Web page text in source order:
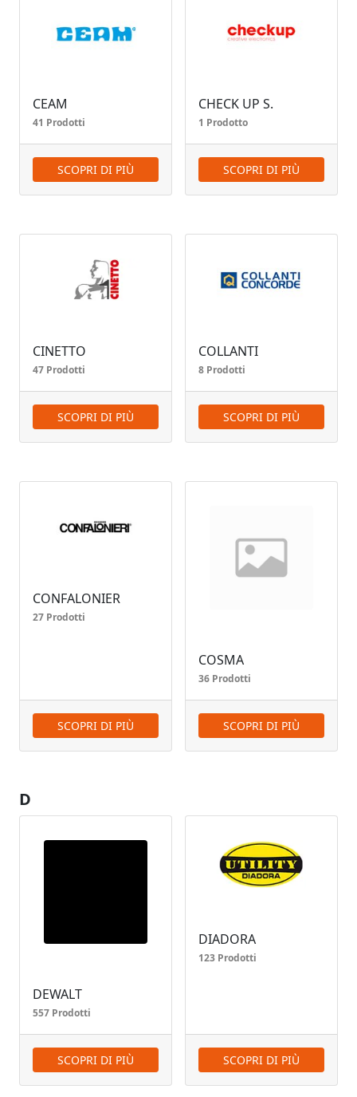
CEAM
41 Prodotti
SCOPRI DI PIÙ
CHECK UP S.
1 Prodotto
SCOPRI DI PIÙ
CINETTO
47 Prodotti
SCOPRI DI PIÙ
COLLANTI
8 Prodotti
SCOPRI DI PIÙ
CONFALONIER
27 Prodotti
SCOPRI DI PIÙ
COSMA
36 Prodotti
SCOPRI DI PIÙ
D
DEWALT
557 Prodotti
SCOPRI DI PIÙ
DIADORA
123 Prodotti
SCOPRI DI PIÙ